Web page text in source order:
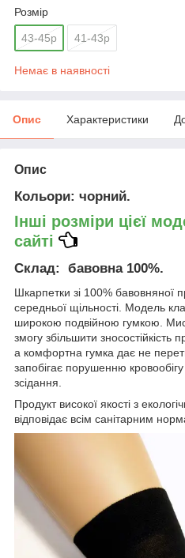
Розмір
43-45р 41-43р
Немає в наявності
Опис Характеристики
Опис
Кольори: чорний.
Інші розміри цієї
сайті
Склад: бавовна 100%.
Шкарпетки зі 100% бавовняної
середньої щільності. Модель
широкою подвійною гумкою.
змогу збільшити зносостійкість
а комфортна гумка дає не
запобігає порушенню
зсідання.
Продукт високої якості з
відповідає всім санітарним